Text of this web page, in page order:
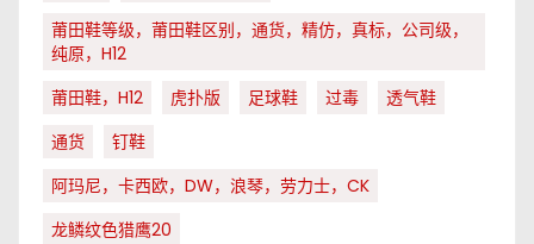
莆田鞋等级，莆田鞋区别，通货，精仿，真标，公司级，
纯原，H12
莆田鞋，H12
虎扑版 足球鞋 过毒
透气鞋
通货
钉鞋
阿玛尼，卡西欧，DW，浪琴，劳力士，CK
龙鳞纹色猎鹰20